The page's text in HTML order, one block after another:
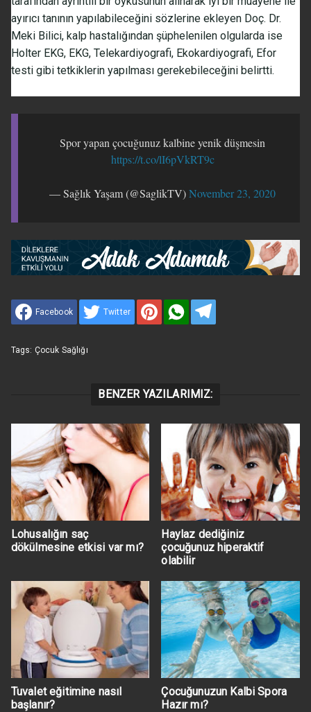
ayırıcı tanının yapılabileceğini sözlerine ekleyen Doç. Dr.
Meki Bilici, kalp hastalığından şüphelenilen olgularda ise
Holter EKG, EKG, Telekardiyografi, Ekokardiyografi, Efor
testi gibi tetkiklerin yapılması gerekebileceğini belirtti.
Spor yapan çocuğunuz kalbine yenik düşmesin
https://t.co/lI6pVkRT9c
— Sağlık Yaşam (@SaglikTV)November 23, 2020
Facebook Twitter
Tags: Çocuk Sağlığı
BENZER YAZILARIMIZ:
Lohusalığın saç
dökülmesine etkisi var mı?
Haylaz dediğiniz
çocuğunuz hiperaktif
olabilir
Tuvalet eğitimine nasıl
başlanır?
Çocuğunuzun Kalbi Spora
Hazır mı?